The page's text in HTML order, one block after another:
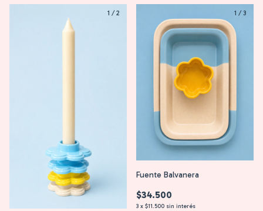
1 / 2 1 / 3
Fuente Balvanera
$34.500
3 x $11.500 sin interés